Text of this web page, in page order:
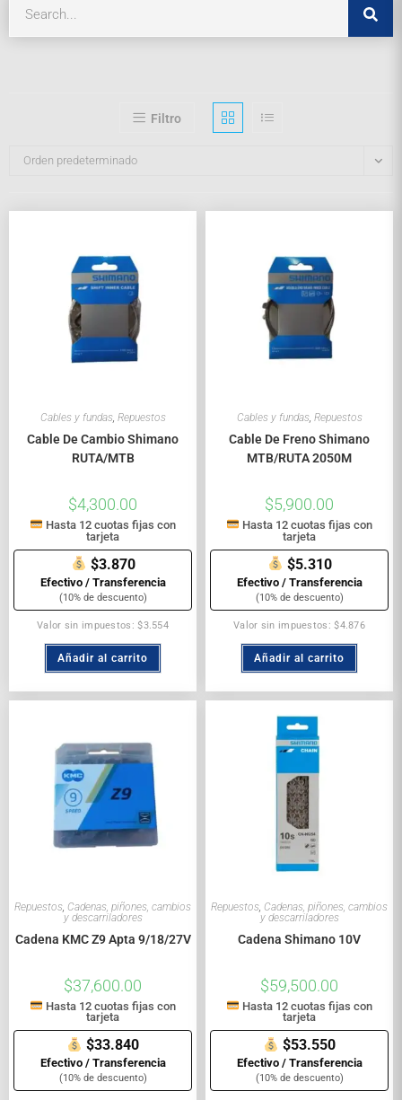
Filtro
Orden predeterminado
Cables y fundas, Repuestos
Cable De Cambio Shimano
RUTA/MTB
$4,300.00
Hasta 12 cuotas fijas con
tarjeta
$3.870
Efectivo / Transferencia
(10% de descuento)
Valor sin impuestos: $3.554
Añadir al carrito
Cables y fundas, Repuestos
Cable De Freno Shimano
MTB/RUTA 2050M
$5,900.00
Hasta 12 cuotas fijas con
tarjeta
$5.310
Efectivo / Transferencia
(10% de descuento)
Valor sin impuestos: $4.876
Añadir al carrito
Repuestos Cadenas, piñones, cambios
y descarriladores
Cadena KMC Z9 Apta 9/18/27V
$37,600.00
Hasta 12 cuotas fijas con
tarjeta
$33.840
Efectivo / Transferencia
(10% de descuento)
Repuestos Cadenas, piñones, cambios
y descarriladores
Cadena Shimano 10V
$59,500.00
Hasta 12 cuotas fijas con
tarjeta
$53.550
Efectivo / Transferencia
(10% de descuento)